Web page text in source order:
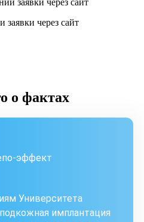
через сайт
о фактах
эффект
Университета
имплантация